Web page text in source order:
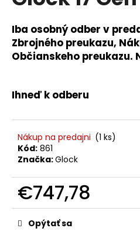
z
5
hviezdičiek.
Iba osobný odber v
Zbrojného preukazu,
Občianskeho preukazu.
Ihneď k odberu
Nákup na predajni (1 ks)
Kód: 861
Značka:Glock
€747,78
Jednotková
cena:Opýtať sa
j
s
ť
HĽADAŤ
O
d
p
o